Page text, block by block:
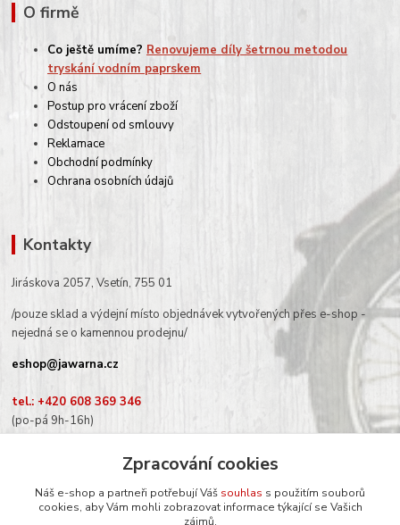
O firmě
Co ještě umíme? Renovujeme díly šetrnou metodou
tryskání vodním paprskem
O nás
Postup pro vrácení zboží
Odstoupení od smlouvy
Reklamace
Obchodní podmínky
Ochrana osobních údajů
Kontakty
Jiráskova 2057, Vsetín, 755 01
/pouze sklad a výdejní místo objednávek vytvořených přes e-shop -
nejedná se o kamennou prodejnu/
eshop@jawarna.cz
tel.: +420 608 369 346
(po-pá 9h-16h)
Sledujte nás na Facebooku
Zpracování cookies
Náš e-shop a partneři potřebují Váš souhlas s použitím souborů
cookies, aby Vám mohli zobrazovat informace týkající se Vašich
zájmů.